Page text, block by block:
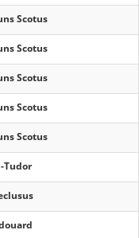
Scotus
Scotus
Scotus
Scotus
Scotus
Tudor